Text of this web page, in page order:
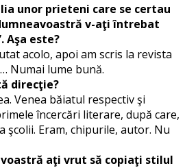
unor prieteni care se certau
v-aţi întrebat
Aşa este?
acolo, apoi am scris la revista
Numai lume bună.
direcţie?
Venea băiatul respectiv şi
încercări literare, după care,
şcolii. Eram, chipurile, autor. Nu
aţi vrut să copiaţi stilul